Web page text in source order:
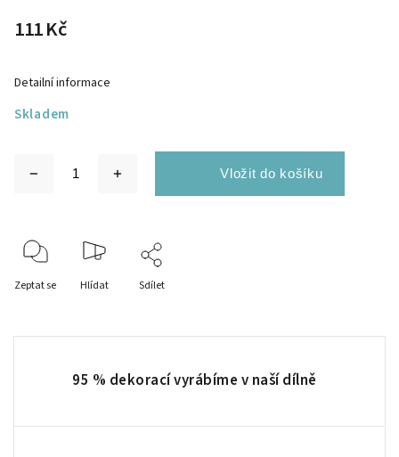
111 Kč
Skladem
Detailní informace
Zeptat se Hlídat Sdílet
95 % dekorací vyrábíme v naší dílně